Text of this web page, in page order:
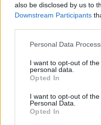
also be disclosed by us to
Downstream Participants
Personal Data
I want to opt-out of
personal data.
Opted In
I want to opt-out of
Personal Data.
Opted In